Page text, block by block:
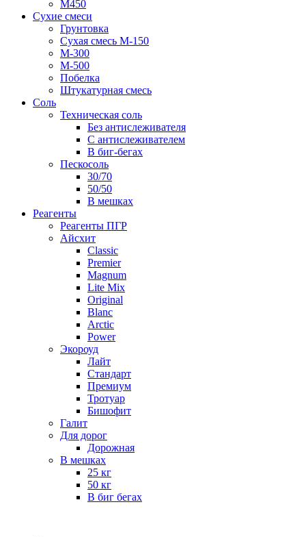
М450
Сухие смеси
Грунтовка
Сухая смесь М-150
М-300
М-500
Побелка
Штукатурная смесь
Соль
Техническая соль
Без антислеживателя
С антислеживателем
В биг-бегах
Пескосоль
30/70
50/50
В мешках
Реагенты
Реагенты ПГР
Айсхит
Classic
Premier
Magnum
Lite Mix
Original
Blanc
Arctic
Power
Экороуд
Лайт
Стандарт
Премиум
Тротуар
Бишофит
Галит
Для дорог
Дорожная
В мешках
25 кг
50 кг
В биг бегах